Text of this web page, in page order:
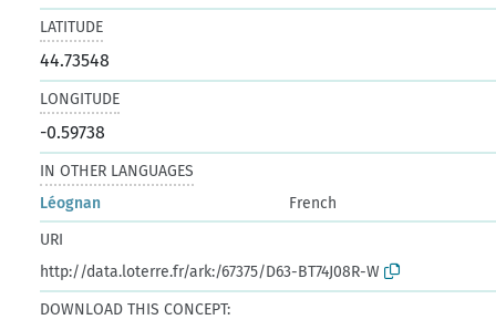
LATITUDE
44.73548
LONGITUDE
-0.59738
IN OTHER LANGUAGES
Léognan
French
URI
http://data.loterre.fr/ark:/67375/D63-BT74J08R-W
DOWNLOAD THIS CONCEPT: